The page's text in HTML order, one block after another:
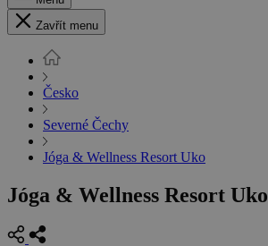
Zavřít menu
Česko
Severné Čechy
Jóga & Wellness Resort Uko
Jóga & Wellness Resort Uko